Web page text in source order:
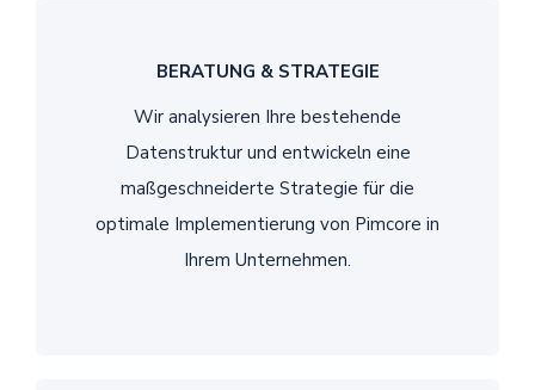
BERATUNG & STRATEGIE
Wir analysieren Ihre bestehende
Datenstruktur und entwickeln eine
maßgeschneiderte Strategie für die
optimale Implementierung von Pimcore in
Ihrem Unternehmen.